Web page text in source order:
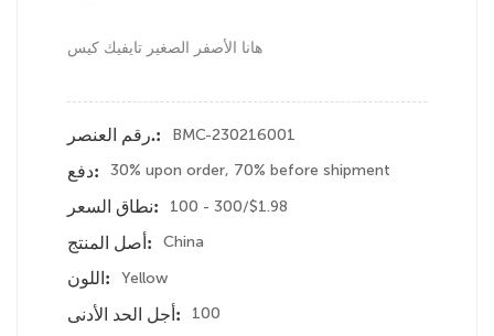
هانا الأصفر الصغير تايفيك كيس
رقم العنصر.:
BMC-230216001
دفع:
30% upon order, 70% before shipment
نطاق السعر:
100 - 300/$1.98
أصل المنتج:
China
اللون:
Yellow
أجل الحد الأدنى:
100